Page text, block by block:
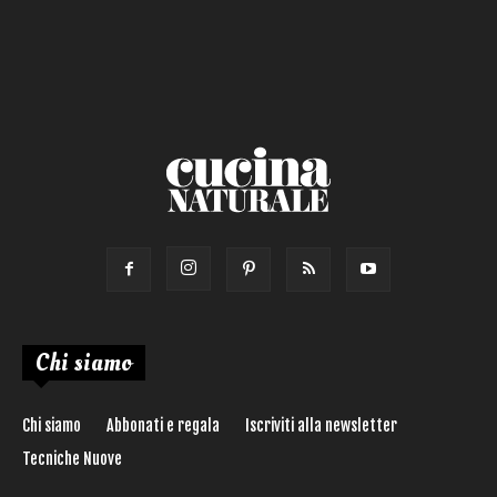
Chi siamo
Chi siamo Abbonati e regala
Iscriviti alla newsletter
Tecniche Nuove